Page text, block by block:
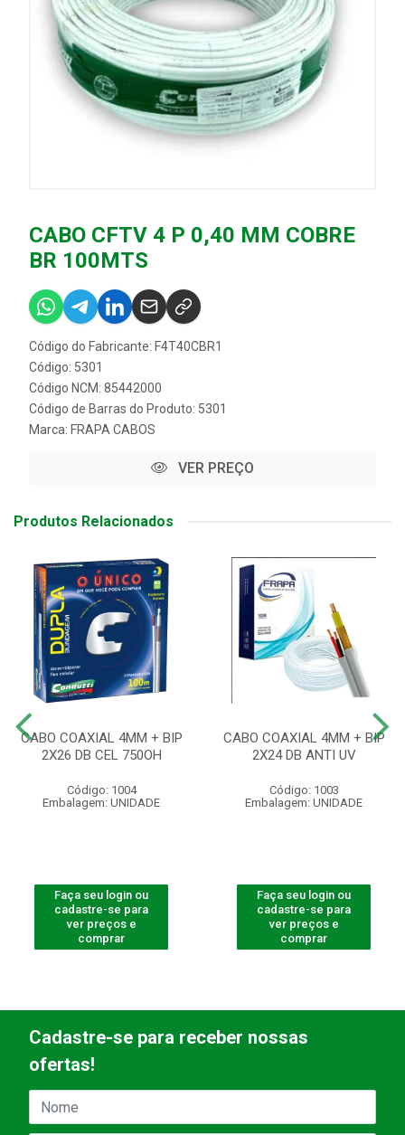
CABO CFTV 4 P 0,40 MM COBRE
BR 100MTS
Código do Fabricante: F4T40CBR1
Código: 5301
Código NCM: 85442000
Código de Barras do Produto: 5301
Marca: FRAPA CABOS
VER PREÇO
Produtos Relacionados
CABO COAXIAL 4MM + BIP
2X26 DB CEL 750OH
Código: 1004
Embalagem: UNIDADE
Faça seu login ou
cadastre-se para
ver preços e
comprar
CABO COAXIAL 4MM + BIP
2X24 DB ANTI UV
Código: 1003
Embalagem: UNIDADE
Faça seu login ou
cadastre-se para
ver preços e
comprar
Cadastre-se para receber nossas
ofertas!